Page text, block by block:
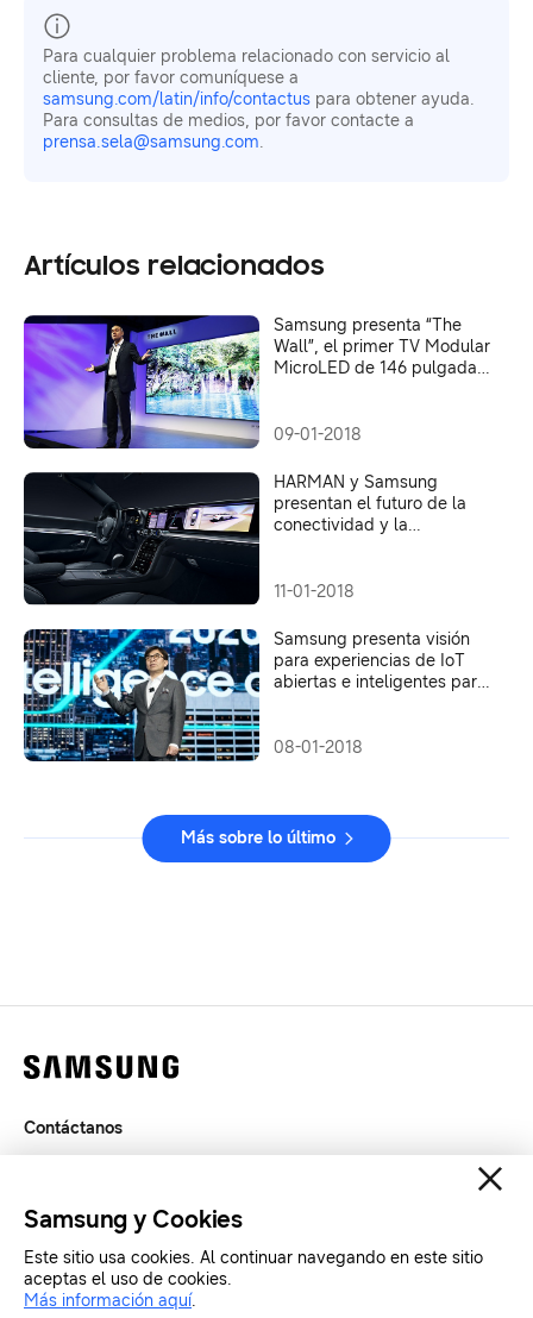
Para cualquier problema relacionado con servicio al
cliente, por favor comuníquese a
samsung.com/latin/info/contactus para obtener ayuda.
Para consultas de medios, por favor contacte a
prensa.sela@samsung.com.
Artículos relacionados
Samsung presenta “The
Wall”, el primer TV Modular
MicroLED de 146 pulgadas
09-01-2018
HARMAN y Samsung
presentan el futuro de la
conectividad y la
11-01-2018
Samsung presenta visión
para experiencias de IoT
abiertas e inteligentes para
08-01-2018
Más sobre lo último
Contáctanos
SAMSUNG.COM
Copyright© SAMSUNG All Rights Reserved.
Samsung y Cookies
Este sitio usa cookies. Al continuar navegando en este sitio
aceptas el uso de cookies.
Más información aquí.